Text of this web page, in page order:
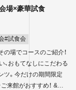
場×豪華試食
#試食会
場でコースのご紹介！
、おもてなしにこだわる
ツ。今だけの期間限定
来館がおすすめ！ &…